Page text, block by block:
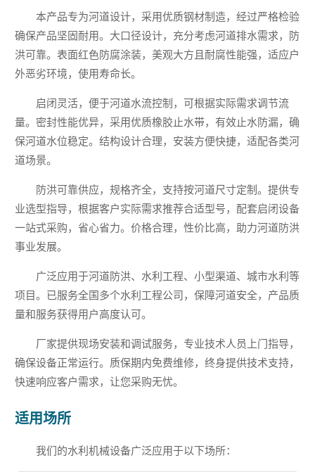
本产品专为河道设计，采用优质钢材制造，经过严格检验
确保产品坚固耐用。大口径设计，充分考虑河道排水需求，防
洪可靠。表面红色防腐涂装，美观大方且耐腐性能强，适应户
外恶劣环境，使用寿命长。
启闭灵活，便于河道水流控制，可根据实际需求调节流
量。密封性能优异，采用优质橡胶止水带，有效止水防漏，确
保河道水位稳定。结构设计合理，安装方便快捷，适配各类河
道场景。
防洪可靠供应，规格齐全，支持按河道尺寸定制。提供专
业选型指导，根据客户实际需求推荐合适型号，配套启闭设备
一站式采购，省心省力。价格合理，性价比高，助力河道防洪
事业发展。
广泛应用于河道防洪、水利工程、小型渠道、城市水利等
项目。已服务全国多个水利工程公司，保障河道安全，产品质
量和服务获得用户高度认可。
厂家提供现场安装和调试服务，专业技术人员上门指导，
确保设备正常运行。质保期内免费维修，终身提供技术支持，
快速响应客户需求，让您采购无忧。
适用场所
我们的水利机械设备广泛应用于以下场所：